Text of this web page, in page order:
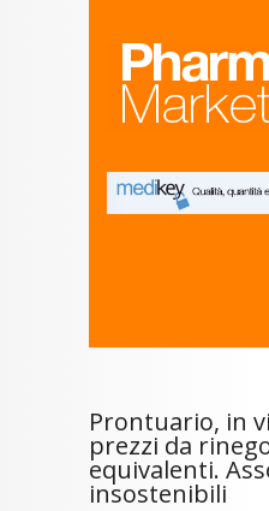
Prontuario, in
prezzi da
equivalenti.
insostenibili